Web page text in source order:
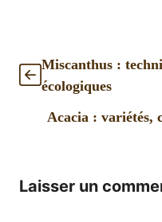
Miscanthus :
écologiques
Acacia : variétés,
Laisser un